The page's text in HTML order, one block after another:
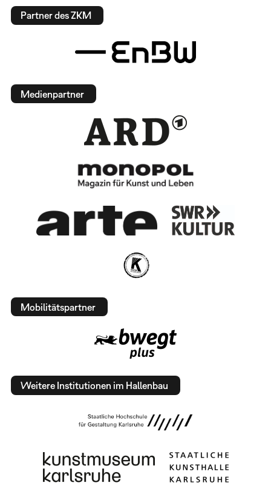
Partner des ZKM
Medienpartner
Mobilitätspartner
Weitere Institutionen im Hallenbau